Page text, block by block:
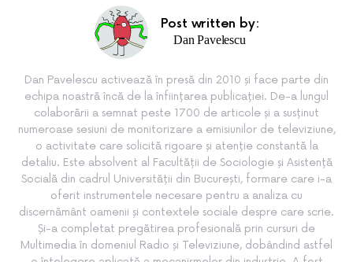
Post written by:
Dan Pavelescu
Dan Pavelescu activează în presă din 2010 și face parte din
echipa noastră încă de la înființarea publicației. De-a lungul
colaborării a semnat peste 1700 de articole și a susținut
numeroase sesiuni de monitorizare a emisiunilor de televiziune,
o activitate care solicită rigoare și atenție constantă la
detaliu. Este absolvent al Facultății de Sociologie și Asistență
Socială din cadrul Universității din București, formare care i-a
oferit instrumentele necesare pentru a analiza cu
discernământ oamenii și contextele sociale despre care scrie.
Și-a completat pregătirea profesională prin cursuri de
Multimedia în domeniul Radio și Televiziune, dobândind astfel